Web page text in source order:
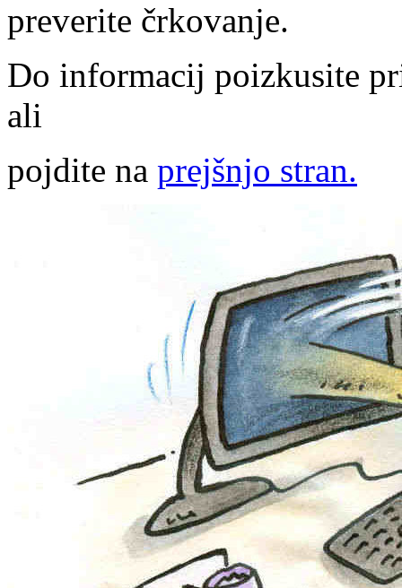
preverite črkovanje.
Do informacij poizkusite
ali
pojdite na prejšnjo stran.